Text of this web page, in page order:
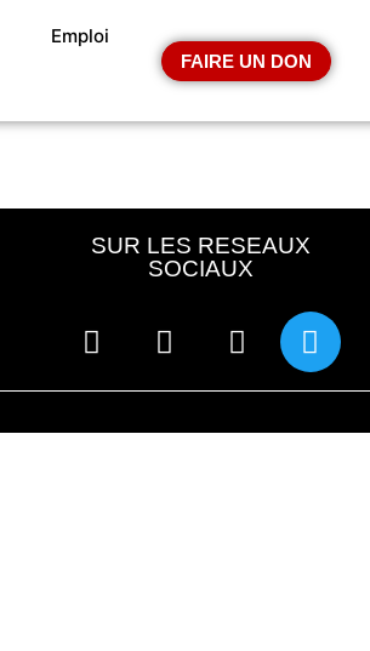
Emploi
FAIRE UN DON
SUR LES RESEAUX
SOCIAUX